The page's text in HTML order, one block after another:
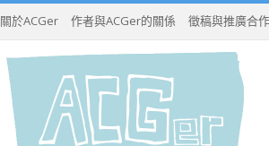
關於ACGer 作者與ACGer的關係 徵稿與推廣合作